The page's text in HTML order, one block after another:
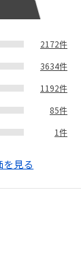
2172件
3634件
1192件
85件
1件
を見る